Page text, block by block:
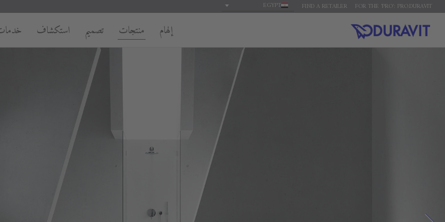
FOR THE 'PRO': PRO.DURAVIT
FIND A RETAILER
EGYPT
إلهام منتجات تصميم استكشاف